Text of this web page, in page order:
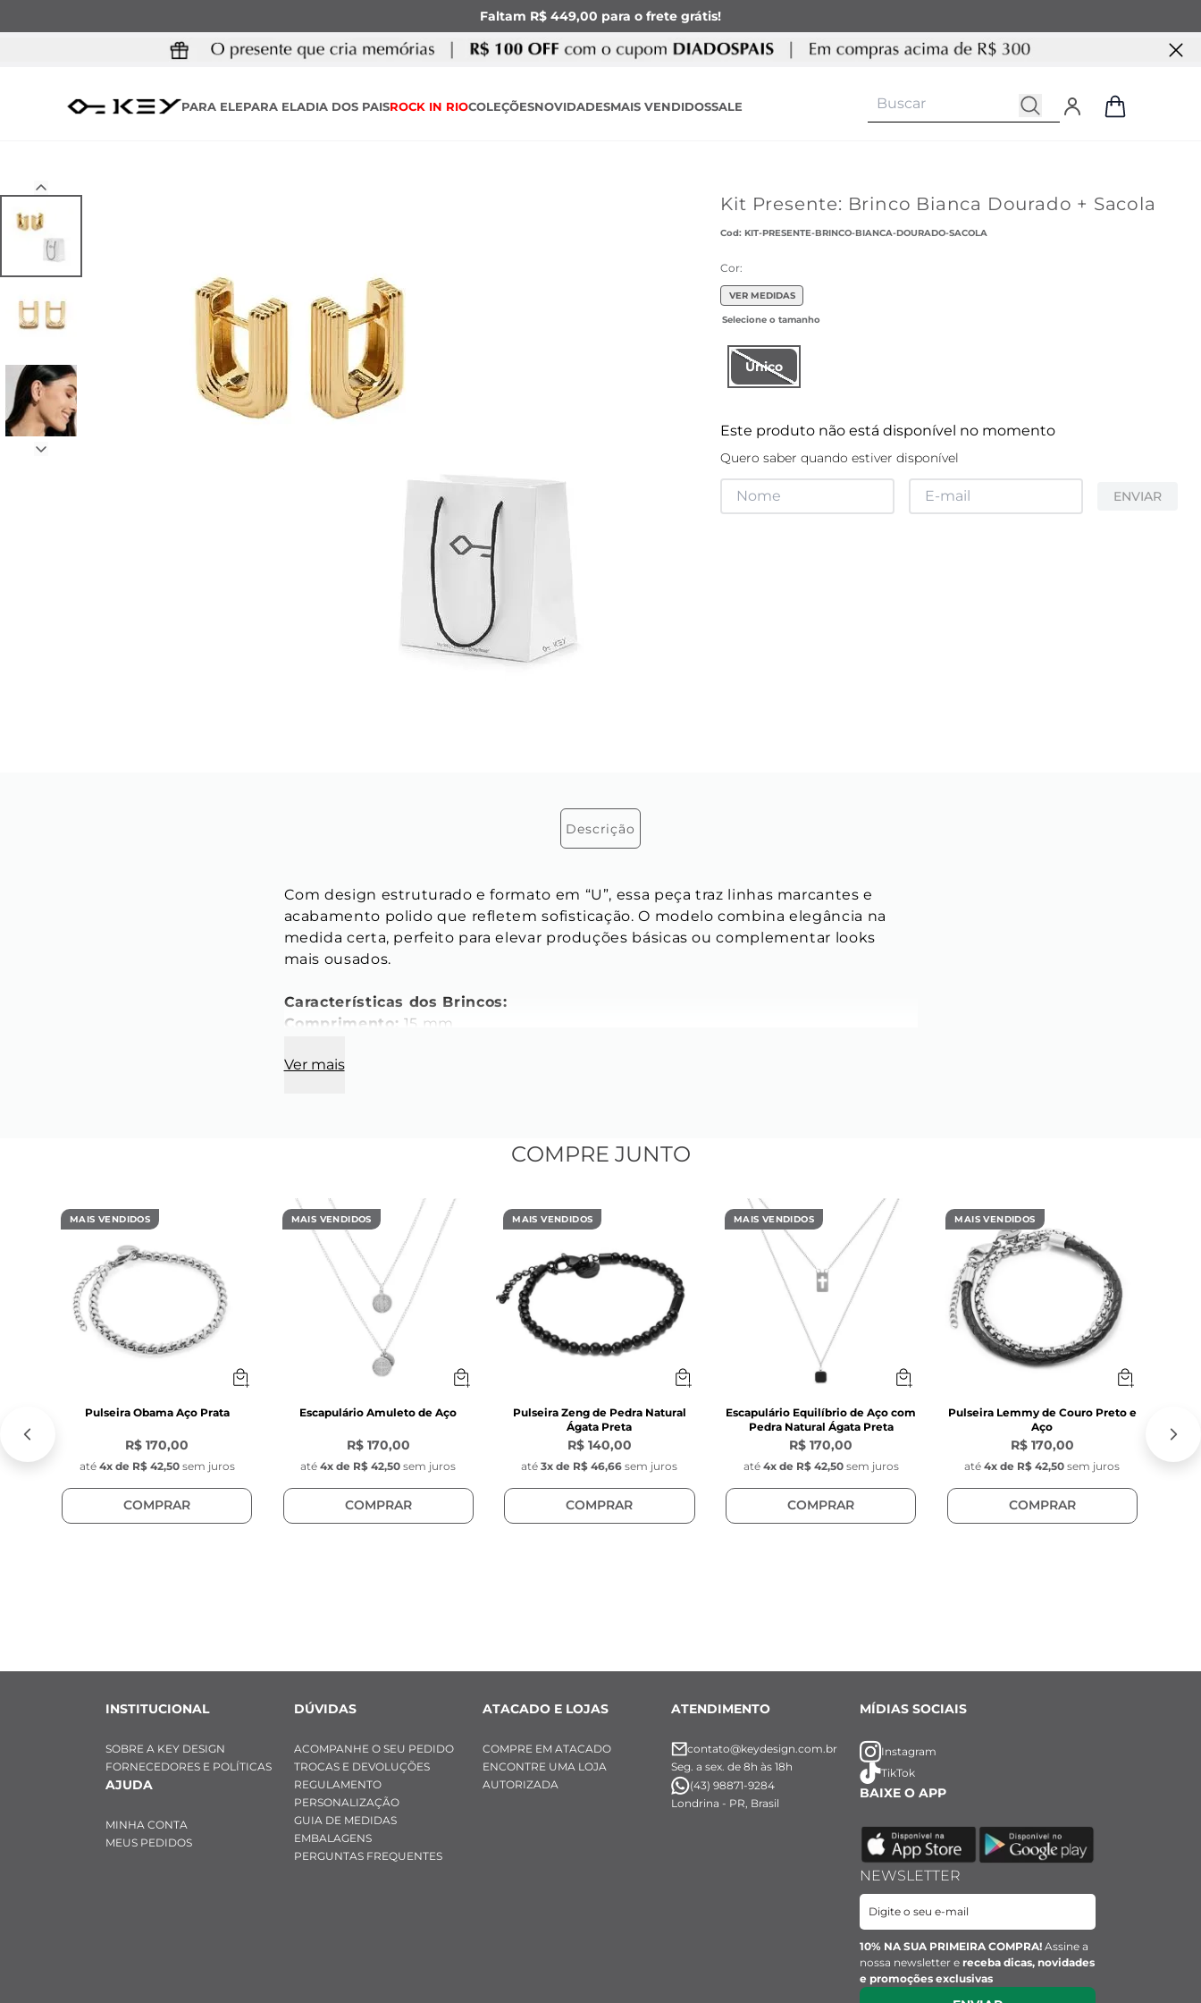
Faltam R$ 449,00 para o frete grátis!
PARA ELEPARA ELADIA DOS PAISROCK IN RIOCOLEÇÕESNOVIDADESMAIS VENDIDOSSALE
Kit Presente: Brinco Bianca Dourado + Sacola
:KIT-PRESENTE-BRINCO-BIANCA-DOURADO-SACOLA
Cor:
VER MEDIDAS
Único
Este produto não está disponível no momento
Quero saber quando estiver disponível
ENVIAR
Descrição
Com design estruturado e formato em “U”, essa peça traz linhas marcantes e
acabamento polido que refletem sofisticação. O modelo combina elegância na
medida certa, perfeito para elevar produções básicas ou complementar looks
mais ousados.
Características dos Brincos:
Comprimento: 15 mm
Espessura:
ainda reduzem as chances de reações alérgicas.
Ver mais
COMPRE JUNTO
MAIS VENDIDOS
Pulseira Obama Aço Prata
R$ 170,00
até 4x de R$ 42,50 sem juros
COMPRAR
MAIS VENDIDOS
Escapulário Amuleto de Aço
R$ 170,00
até 4x de R$ 42,50 sem juros
COMPRAR
MAIS VENDIDOS
Pulseira Zeng de Pedra Natural
Ágata Preta
R$ 140,00
até 3x de R$ 46,66 sem juros
COMPRAR
MAIS VENDIDOS
Escapulário Equilíbrio de Aço com
Pedra Natural Ágata Preta
R$ 170,00
até 4x de R$ 42,50 sem juros
COMPRAR
MAIS VENDIDOS
Pulseira Lemmy de Couro Preto e
Aço
R$ 170,00
até 4x de R$ 42,50 sem juros
COMPRAR
INSTITUCIONAL
SOBRE A KEY DESIGN
FORNECEDORES E POLÍTICAS
AJUDA
MINHA CONTA
MEUS PEDIDOS
DÚVIDAS
ACOMPANHE O SEU PEDIDO
TROCAS E DEVOLUÇÕES
REGULAMENTO
PERSONALIZAÇÃO
GUIA DE MEDIDAS
EMBALAGENS
PERGUNTAS FREQUENTES
ATACADO E LOJAS
COMPRE EM ATACADO
ENCONTRE UMA LOJA
AUTORIZADA
ATENDIMENTO
contato@keydesign.com.br
Seg. a sex. de 8h às 18h
(43) 98871-9284
Londrina - PR, Brasil
MÍDIAS SOCIAIS
Instagram
TikTok
BAIXE O APP
NEWSLETTER
10% NA SUA PRIMEIRA COMPRA! Assine a
nossa newsletter e receba dicas, novidades
e promoções exclusivas